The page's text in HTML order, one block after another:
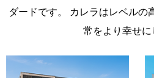
ダードです。
カレラはレベルの
常をより幸せに